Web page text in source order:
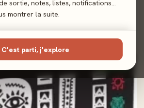
sortie, notes, listes, notifications…
montrer la suite.
C'est parti, j'explore
Culture G 50%